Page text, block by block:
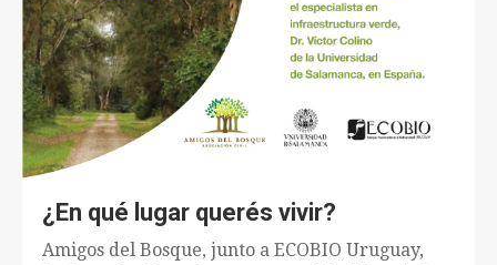
¿En qué lugar querés vivir?
Amigos del Bosque, junto a ECOBIO Uruguay,